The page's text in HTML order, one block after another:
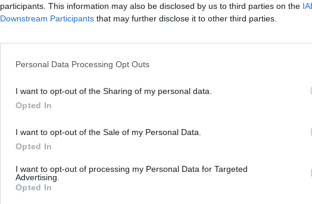
participants. This information may also be disclosed by us to third parties on the
Downstream Participants that may further disclose it to other third parties.
Personal Data Processing Opt Outs
I want to opt-out of the Sharing of my personal data.
Opted In
I want to opt-out of the Sale of my Personal Data.
Opted In
I want to opt-out of processing my Personal Data for Targeted
Advertising.
Opted In